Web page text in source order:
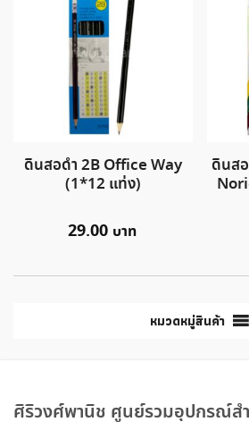
ดินสอดำ 2B Office Way
(1*12 แท่ง)
29.00
ดินส
หมวดหมู่สินค้า
ศิริวงศ์พานิช ศูนย์รวมอุปกรณ์ส